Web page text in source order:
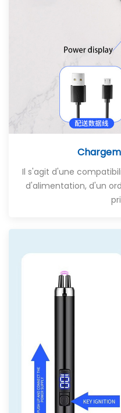
Il s'agit d'une
d'alimentation, d'un